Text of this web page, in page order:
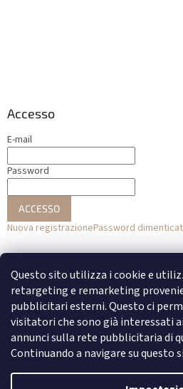
Questo sito utilizza i cookie e
retargeting e remarketing
pubblicitari esterni. Questo ci
visitatori che sono già interessati
annunci sulla rete pubblicitaria di
Continuando a navigare su
Accesso
E-mail
Password
ACCESSO
Nuova registrazionePassword
o
Accesso
Accesso